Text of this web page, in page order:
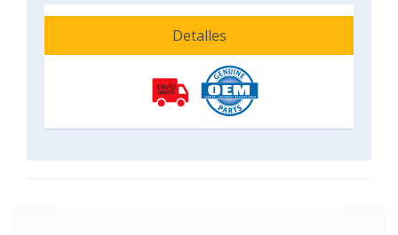
Detalles